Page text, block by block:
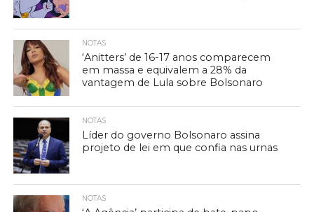
NOTAS
‘Anitters’ de 16-17 anos comparecem
em massa e equivalem a 28% da
vantagem de Lula sobre Bolsonaro
NOTAS
Líder do governo Bolsonaro assina
projeto de lei em que confia nas urnas
NOTAS